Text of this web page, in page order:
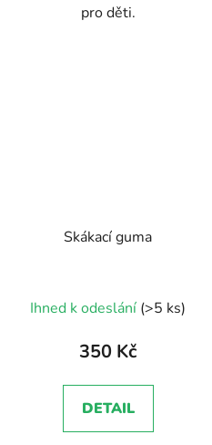
pro děti.
Skákací guma
Ihned k odeslání (>5 ks)
350 Kč
DETAIL